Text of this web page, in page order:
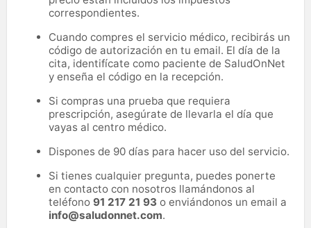
correspondientes.
Cuando compres el servicio médico, recibirás un
código de autorización en tu email. El día de la
cita, identifícate como paciente de SaludOnNet
y enseña el código en la recepción.
Si compras una prueba que requiera
prescripción, asegúrate de llevarla el día que
vayas al centro médico.
Dispones de 90 días para hacer uso del servicio.
Si tienes cualquier pregunta, puedes ponerte
en contacto con nosotros llamándonos al
teléfono 91 217 21 93 o enviándonos un email a
info@saludonnet.com.